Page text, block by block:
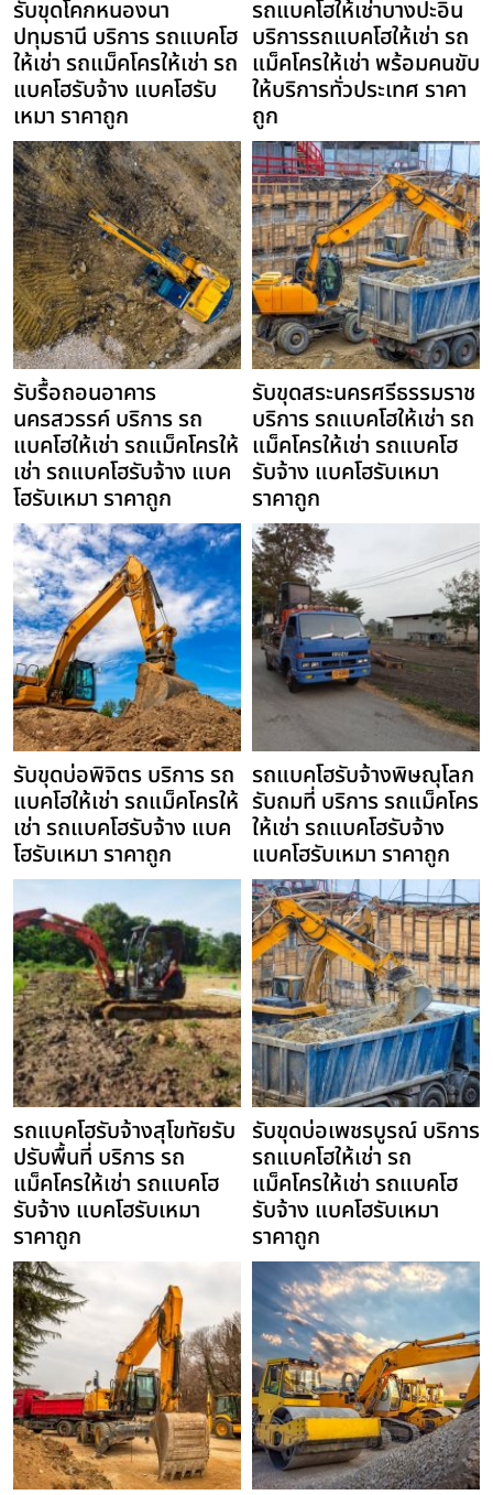
รับขุดโคกหนองนา
ปทุมธานี บริการ รถแบคโฮ
ให้เช่า รถแม็คโครให้เช่า รถ
แบคโฮรับจ้าง แบคโฮรับ
เหมา ราคาถูก
รถแบคโฮให้เช่าบางปะอิน
บริการรถแบคโฮให้เช่า รถ
แม็คโครให้เช่า พร้อมคนขับ
ให้บริการทั่วประเทศ ราคา
ถูก
รับรื้อถอนอาคาร
นครสวรรค์ บริการ รถ
แบคโฮให้เช่า รถแม็คโครให้
เช่า รถแบคโฮรับจ้าง แบค
โฮรับเหมา ราคาถูก
รับขุดสระนครศรีธรรมราช
บริการ รถแบคโฮให้เช่า รถ
แม็คโครให้เช่า รถแบคโฮ
รับจ้าง แบคโฮรับเหมา
ราคาถูก
รับขุดบ่อพิจิตร บริการ รถ
แบคโฮให้เช่า รถแม็คโครให้
เช่า รถแบคโฮรับจ้าง แบค
โฮรับเหมา ราคาถูก
รถแบคโฮรับจ้างพิษณุโลก
รับถมที่ บริการ รถแม็คโคร
ให้เช่า รถแบคโฮรับจ้าง
แบคโฮรับเหมา ราคาถูก
รถแบคโฮรับจ้างสุโขทัยรับ
ปรับพื้นที่ บริการ รถ
แม็คโครให้เช่า รถแบคโฮ
รับจ้าง แบคโฮรับเหมา
ราคาถูก
รับขุดบ่อเพชรบูรณ์ บริการ
รถแบคโฮให้เช่า รถ
แม็คโครให้เช่า รถแบคโฮ
รับจ้าง แบคโฮรับเหมา
ราคาถูก